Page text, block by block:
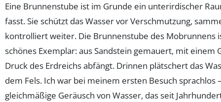
Eine Brunnenstube ist im Grunde ein unterirdischer
fasst. Sie schützt das Wasser vor Verschmutzung,
kontrolliert weiter. Die Brunnenstube des Mobrunnens
schönes Exemplar: aus Sandstein gemauert, mit einem
Druck des Erdreichs abfängt. Drinnen plätschert das
dem Fels. Ich war bei meinem ersten Besuch sprachlos
gleichmäßige Geräusch von Wasser, das seit